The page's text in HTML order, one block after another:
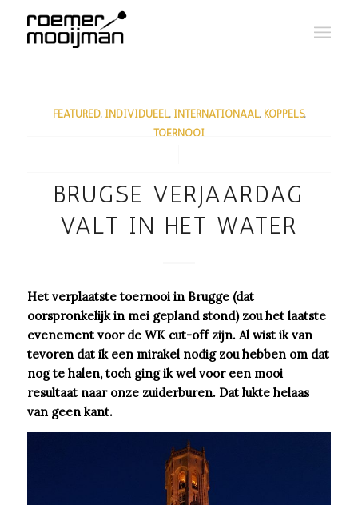
FEATURED, INDIVIDUEEL, INTERNATIONAAL, KOPPELS,
TOERNOOI
BRUGSE VERJAARDAG
VALT IN HET WATER
Het verplaatste toernooi in Brugge (dat
oorspronkelijk in mei gepland stond) zou het laatste
evenement voor de WK cut-off zijn. Al wist ik van
tevoren dat ik een mirakel nodig zou hebben om dat
nog te halen, toch ging ik wel voor een mooi
resultaat naar onze zuiderburen. Dat lukte helaas
van geen kant.